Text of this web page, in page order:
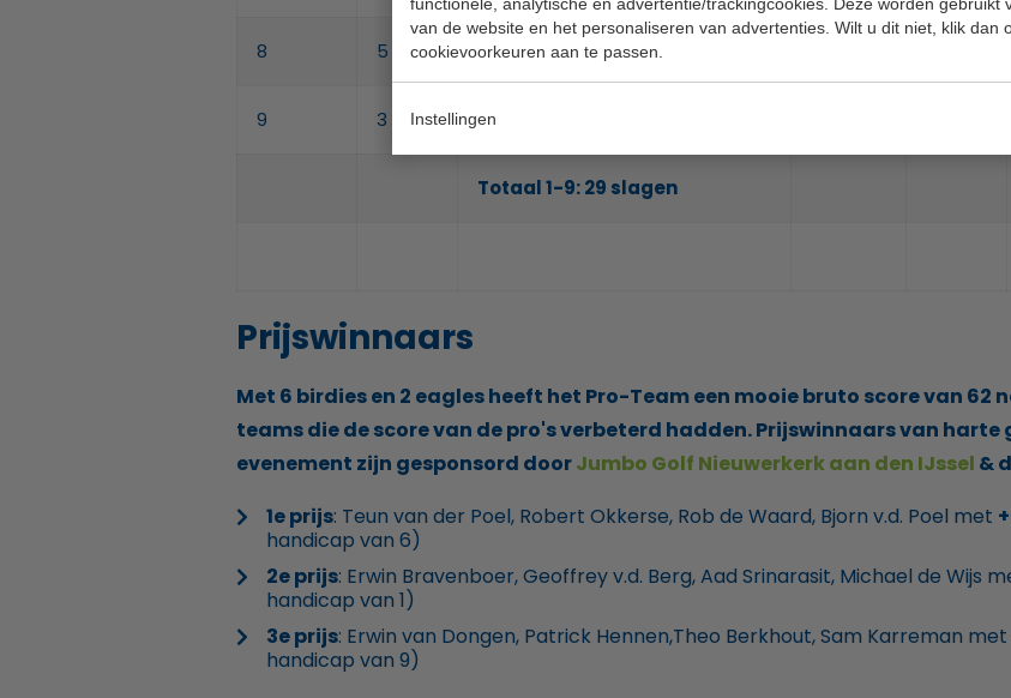
van de website en het personaliseren van advertenties. Wilt u dit niet, klik dan
cookievoorkeuren aan te passen.
Instellingen
8 5 3
9 3 3
Totaal 1-9:29 slagen
Prijswinnaars
Met 6 birdies en 2 eagles heeft het Pro-Team een mooie bruto score van 62
teams die de score van de pro's verbeterd hadden. Prijswinnaars van
evenement zijn gesponsord doorJumbo Golf Nieuwerkerk aan den IJssel &
1e prijs: Teun van der Poel, Robert Okkerse, Rob de Waard, Bjorn v.d. Poel met
handicap van 6)
2e prijs: Erwin Bravenboer, Geoffrey v.d. Berg, Aad Srinarasit, Michael de Wijs
handicap van 1)
3e prijs: Erwin van Dongen, Patrick Hennen,Theo Berkhout, Sam Karreman met
handicap van 9)